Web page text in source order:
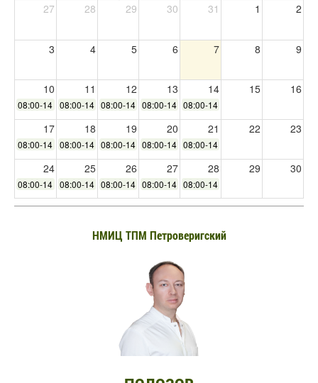
27
28 29 30 31 1 2
3 4 5 6 7 8 9
10 11 12 13 14 15 16
08:00-14:0008:00-14:0008:00-14:0008:00-14:0008:00-14:00
17 18 19 20 21 22 23
08:00-14:0008:00-14:0008:00-14:0008:00-14:0008:00-14:00
24 25 26 27 28 29 30
08:00-14:0008:00-14:0008:00-14:0008:00-14:0008:00-14:00
31 1 2 3 4 5 6
НМИЦ ТПМ Петроверигский